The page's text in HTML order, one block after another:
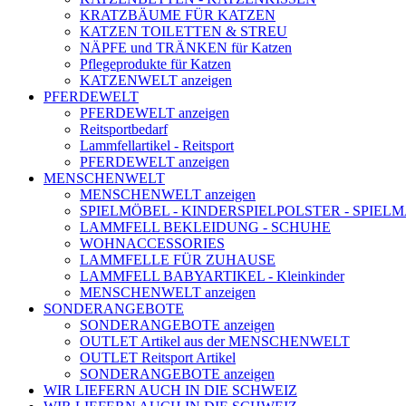
KRATZBÄUME FÜR KATZEN
KATZEN TOILETTEN & STREU
NÄPFE und TRÄNKEN für Katzen
Pflegeprodukte für Katzen
KATZENWELT anzeigen
PFERDEWELT
PFERDEWELT anzeigen
Reitsportbedarf
Lammfellartikel - Reitsport
PFERDEWELT anzeigen
MENSCHENWELT
MENSCHENWELT anzeigen
SPIELMÖBEL - KINDERSPIELPOLSTER -
LAMMFELL BEKLEIDUNG - SCHUHE
WOHNACCESSORIES
LAMMFELLE FÜR ZUHAUSE
LAMMFELL BABYARTIKEL - Kleinkinder
MENSCHENWELT anzeigen
SONDERANGEBOTE
SONDERANGEBOTE anzeigen
OUTLET Artikel aus der MENSCHENWELT
OUTLET Reitsport Artikel
SONDERANGEBOTE anzeigen
WIR LIEFERN AUCH IN DIE SCHWEIZ